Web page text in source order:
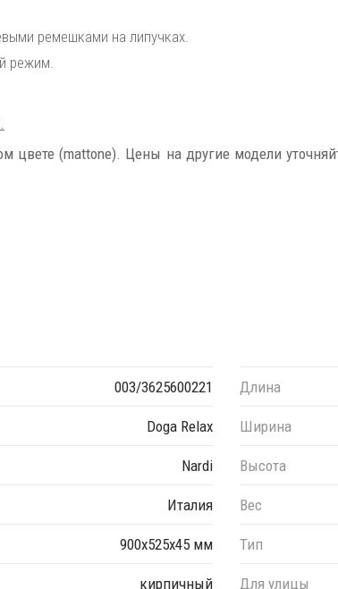
ремешками на липучках.
режим.
цвете (mattone). Цены на другие модели
003/3625600221
Doga Relax
Nardi
Италия
900х525х45 мм
кирпичный
Длина
Ширина
Высота
Вес
Тип
Для улицы